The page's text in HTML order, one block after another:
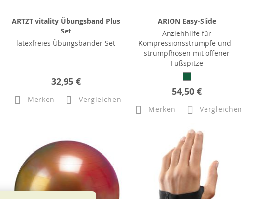
ARTZT vitality Übungsband Plus
Set
latexfreies Übungsbänder-Set
32,95 €
Merken Vergleichen
ARION Easy-Slide
Anziehhilfe für
Kompressionsstrümpfe und -
strumpfhosen mit offener
Fußspitze
54,50 €
Merken Vergleichen